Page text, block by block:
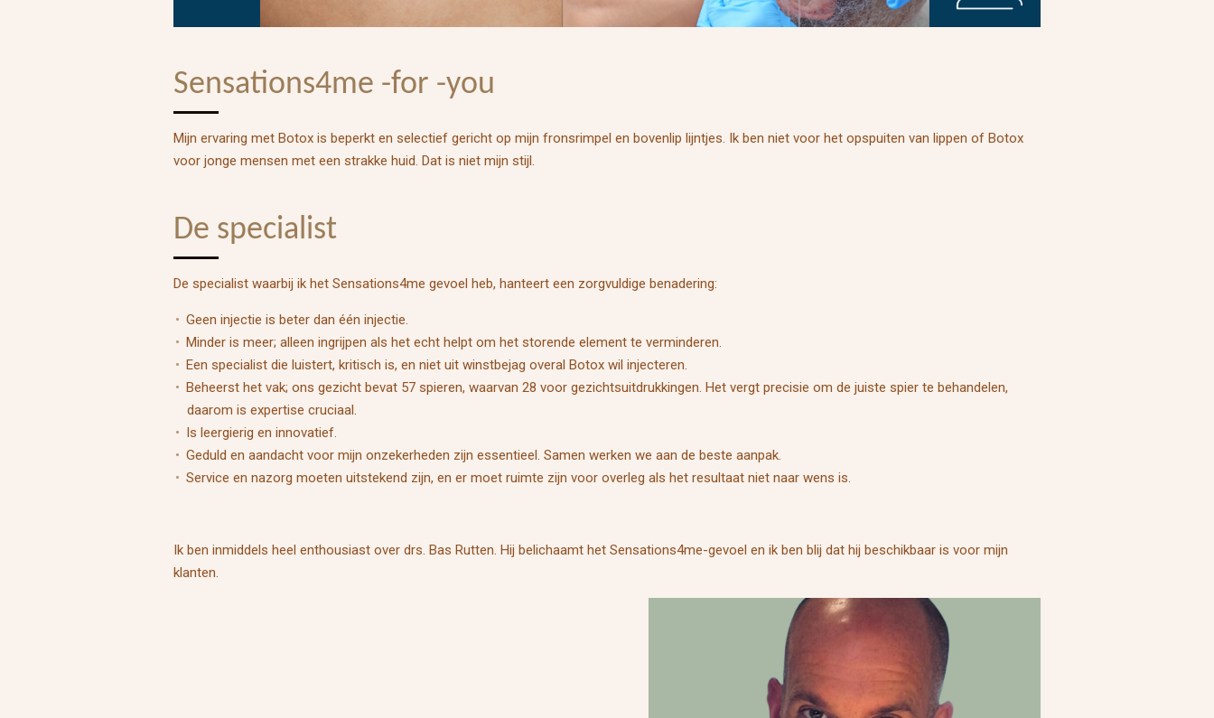
Sensations4me -for -you
Mijn ervaring met Botox is beperkt en selectief gericht op mijn fronsrimpel en bovenlip lijntjes. Ik ben niet voor het opspuiten van lippen of Botox
voor jonge mensen met een strakke huid. Dat is niet mijn stijl.
De specialist
De specialist waarbij ik het Sensations4me gevoel heb, hanteert een zorgvuldige benadering:
Geen injectie is beter dan één injectie.
Minder is meer; alleen ingrijpen als het echt helpt om het storende element te verminderen.
Een specialist die luistert, kritisch is, en niet uit winstbejag overal Botox wil injecteren.
Beheerst het vak; ons gezicht bevat 57 spieren, waarvan 28 voor gezichtsuitdrukkingen. Het vergt precisie om de juiste spier te behandelen,
daarom is expertise cruciaal.
Is leergierig en innovatief.
Geduld en aandacht voor mijn onzekerheden zijn essentieel. Samen werken we aan de beste aanpak.
Service en nazorg moeten uitstekend zijn, en er moet ruimte zijn voor overleg als het resultaat niet naar wens is.
Ik ben inmiddels heel enthousiast over drs. Bas Rutten. Hij belichaamt het Sensations4me-gevoel en ik ben blij dat hij beschikbaar is voor mijn
klanten.